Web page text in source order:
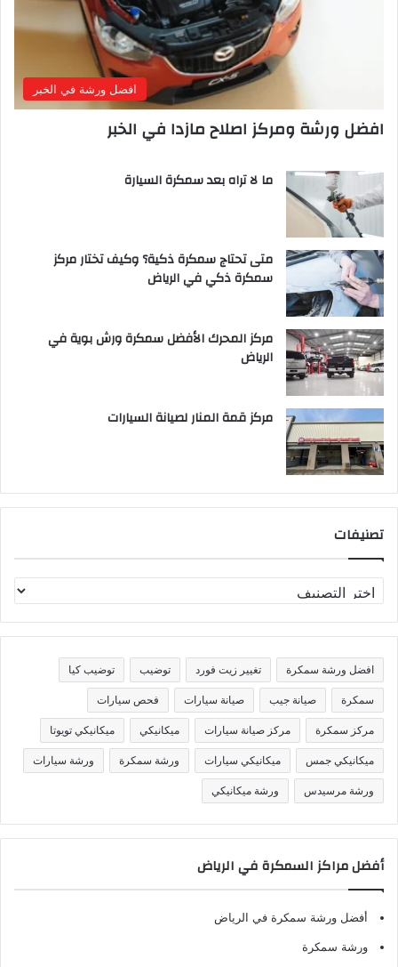
افضل ورشة في الخبر
افضل ورشة ومركز اصلاح مازدا في الخبر
ما لا تراه بعد سمكرة السيارة
متى تحتاج سمكرة ذكية؟ وكيف تختار مركز
سمكرة ذكي في الرياض
مركز المحرك الأفضل سمكرة ورش بوية في
الرياض
مركز قمة المنار لصيانة السيارات
تصنيفات
ص
ن
ف
ا
افضل ورشة سمكرة تغيير زيت فورد توضيب توضيب كيا
سمكرة صيانة جيب صيانة سيارات فحص سيارات
مركز سمكرة مركز صيانة سيارات ميكانيكي ميكانيكي تويوتا
ميكانيكي جمس ميكانيكي سيارات ورشة سمكرة ورشة سيارات
ورشة مرسيدس ورشة ميكانيكي
أفضل مراكز السمكرة في الرياض
أفضل ورشة سمكرة في الرياض
ورشة سمكرة